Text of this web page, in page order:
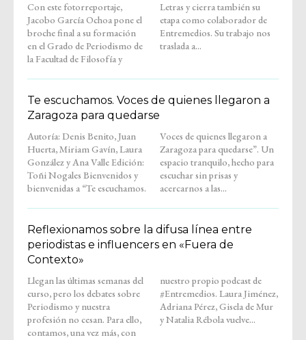
Con este fotorreportaje,
Jacobo García Ochoa pone el
broche final a su formación
en el Grado de Periodismo de
la Facultad de Filosofía y
Letras y cierra también su
etapa como colaborador de
Entremedios. Su trabajo nos
traslada a...
Te escuchamos. Voces de quienes llegaron a
Zaragoza para quedarse
Autoría: Denis Benito, Juan
Huerta, Miriam Gavín, Laura
González y Ana Valle Edición:
Toñi Nogales Bienvenidos y
bienvenidas a “Te escuchamos.
Voces de quienes llegaron a
Zaragoza para quedarse”. Un
espacio tranquilo, hecho para
escuchar sin prisas y
acercarnos a las...
Reflexionamos sobre la difusa línea entre
periodistas e influencers en «Fuera de
Contexto»
Llegan las últimas semanas del
curso, pero los debates sobre
Periodismo y nuestra
profesión no cesan. Para ello,
contamos, una vez más, con
nuestro propio podcast de
#Entremedios. Laura Jiménez,
Adriana Pérez, Gisela de Mur
y Natalia Rébola vuelve...